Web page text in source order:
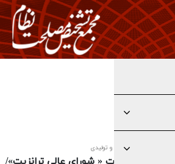
مالی و پشتیبانی مجمع تشخیص مصلحت
به کمیسیون زیربنایی و تولیدی